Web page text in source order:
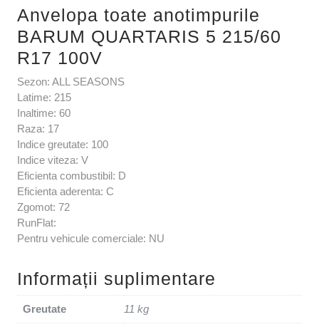
Anvelopa toate anotimpurile
BARUM QUARTARIS 5 215/60
R17 100V
Sezon: ALL SEASONS
Latime: 215
Inaltime: 60
Raza: 17
Indice greutate: 100
Indice viteza: V
Eficienta combustibil: D
Eficienta aderenta: C
Zgomot: 72
RunFlat:
Pentru vehicule comerciale: NU
Informații suplimentare
Greutate 11 kg